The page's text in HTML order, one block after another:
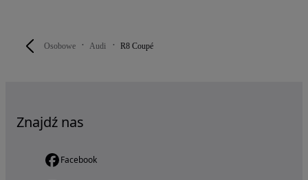
Osobowe Audi R8 Coupé
Znajdź nas
Facebook